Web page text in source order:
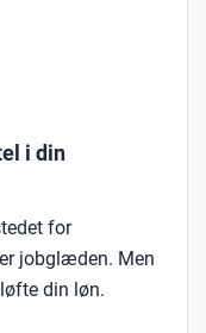
i din
for
jobglæden. Men
din løn.